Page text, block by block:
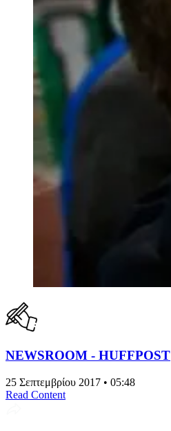
NEWSROOM - HUFFPOST
25 Σεπτεμβρίου 2017 • 05:48
Read Content